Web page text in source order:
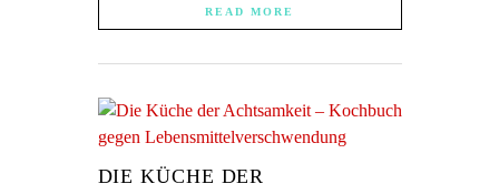
READ MORE
DIE KÜCHE DER